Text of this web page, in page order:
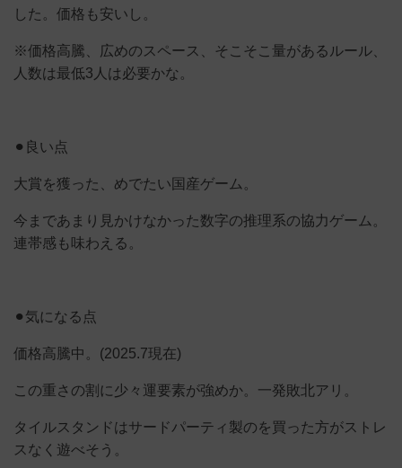
した。価格も安いし。
※価格高騰、広めのスペース、そこそこ量があるルール、
人数は最低3人は必要かな。
⚫︎良い点
大賞を獲った、めでたい国産ゲーム。
今まであまり見かけなかった数字の推理系の協力ゲーム。
連帯感も味わえる。
⚫︎気になる点
価格高騰中。(2025.7現在)
この重さの割に少々運要素が強めか。一発敗北アリ。
タイルスタンドはサードパーティ製のを買った方がストレ
スなく遊べそう。